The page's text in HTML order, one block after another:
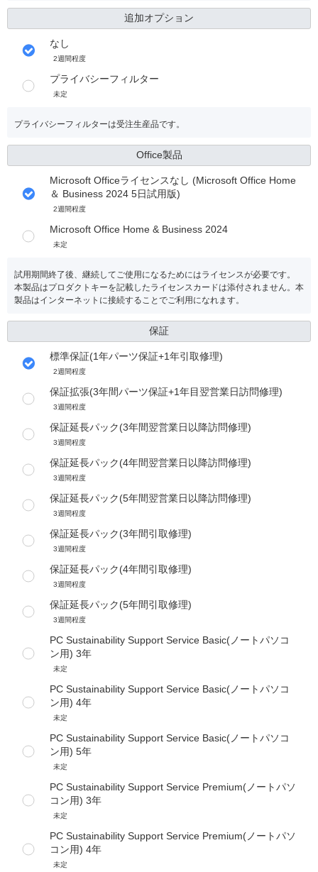
追加オプション
なし
2週間程度
プライバシーフィルター
未定
プライバシーフィルターは受注生産品です。
Office製品
Microsoft Officeライセンスなし (Microsoft Office Home
＆ Business 2024 5日試用版)
2週間程度
Microsoft Office Home & Business 2024
未定
試用期間終了後、継続してご使用になるためにはライセンスが必要です。
本製品はプロダクトキーを記載したライセンスカードは添付されません。本
製品はインターネットに接続することでご利用になれます。
保証
標準保証(1年パーツ保証+1年引取修理)
2週間程度
保証拡張(3年間パーツ保証+1年目翌営業日訪問修理)
3週間程度
保証延長パック(3年間翌営業日以降訪問修理)
3週間程度
保証延長パック(4年間翌営業日以降訪問修理)
3週間程度
保証延長パック(5年間翌営業日以降訪問修理)
3週間程度
保証延長パック(3年間引取修理)
3週間程度
保証延長パック(4年間引取修理)
3週間程度
保証延長パック(5年間引取修理)
3週間程度
PC Sustainability Support Service Basic(ノートパソコ
ン用) 3年
未定
PC Sustainability Support Service Basic(ノートパソコ
ン用) 4年
未定
PC Sustainability Support Service Basic(ノートパソコ
ン用) 5年
未定
PC Sustainability Support Service Premium(ノートパソ
コン用) 3年
未定
PC Sustainability Support Service Premium(ノートパソ
コン用) 4年
未定